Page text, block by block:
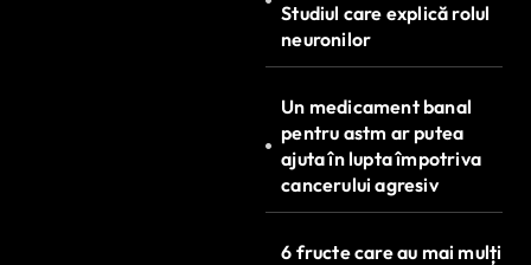
Studiul care explică rolul
neuronilor
Un medicament banal
pentru astm ar putea
ajuta în lupta împotriva
cancerului agresiv
6 fructe care au mai mulți